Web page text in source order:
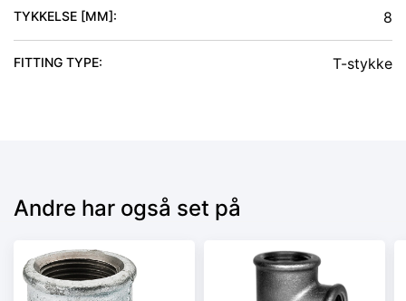
TYKKELSE [MM]: 8
FITTING TYPE: T-stykke
Andre har også set på